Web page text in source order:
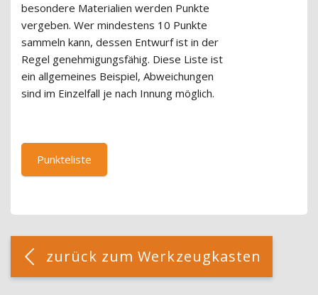
besondere Materialien werden Punkte
vergeben. Wer mindestens 10 Punkte
sammeln kann, dessen Entwurf ist in der
Regel genehmigungsfähig. Diese Liste ist
ein allgemeines Beispiel, Abweichungen
sind im Einzelfall je nach Innung möglich.
Punkteliste
Blöcke
[Cocoon] Custom HTML überspringen
zurück zum Werkzeugkasten